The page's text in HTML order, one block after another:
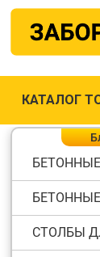
КАТАЛОГ
СТОЛБЫ